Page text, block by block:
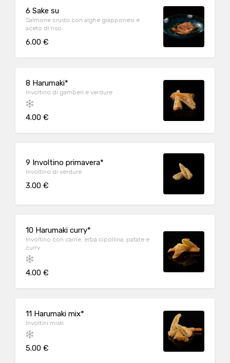
6 Sake su
Salmone crudo con alghe giapponesi e
aceto di riso
6.00 €
8 Harumaki*
Involtino di gamberi e verdure
4.00 €
9 Involtino primavera*
Involtino di verdure
3.00 €
10 Harumaki curry*
Involtino con carne, erba cipollina, patate e
curry
4.00 €
11 Harumaki mix*
Involtini misti
5.00 €